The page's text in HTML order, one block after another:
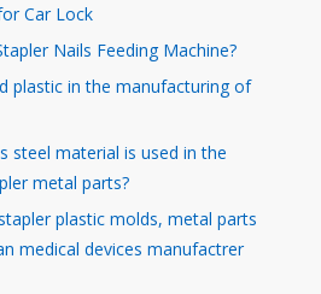
Car Lock
Nails Feeding Machine?
plastic in the manufacturing of
steel material is used in the
metal parts?
plastic molds, metal parts
medical devices manufactrer